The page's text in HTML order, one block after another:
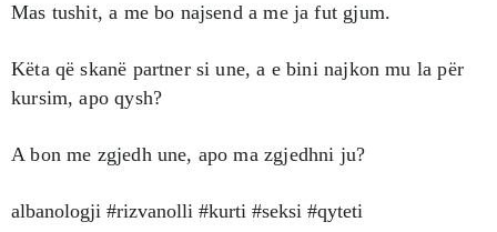
Mas tushit, a me bo najsend a me ja fut gjum.
Këta që skanë partner si une, a e bini najkon mu la për
kursim, apo qysh?
A bon me zgjedh une, apo ma zgjedhni ju?
albanologji #rizvanolli #kurti #seksi #qyteti